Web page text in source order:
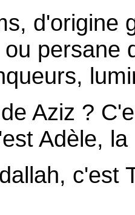
d'origine
persane
Aziz ?
Adèle,
c'est